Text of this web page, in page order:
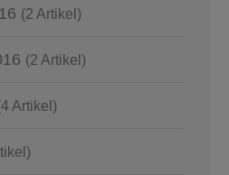
(2 Artikel)
(2 Artikel)
Artikel)